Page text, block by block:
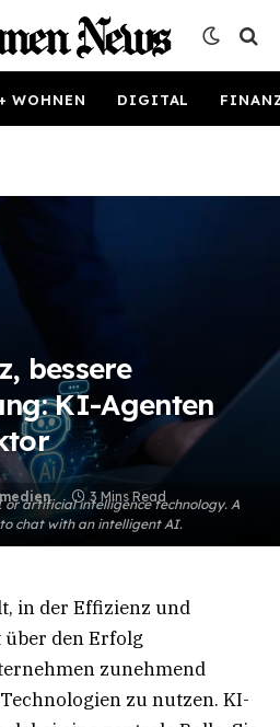
WOHNEN DIGITAL
artificial intelligence technology. A
chat with an intelligent AI.
bessere
KI-Agenten
3 Mins Read
in der Effizienz und
den Erfolg
zunehmend
zu nutzen. KI-